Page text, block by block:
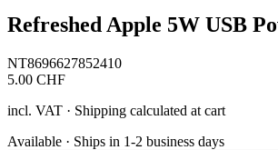
Refreshed Apple 5W USB
NT8696627852410
5.00 CHF
incl. VAT · Shipping calculated at cart
Available · Ships in 1-2 business days